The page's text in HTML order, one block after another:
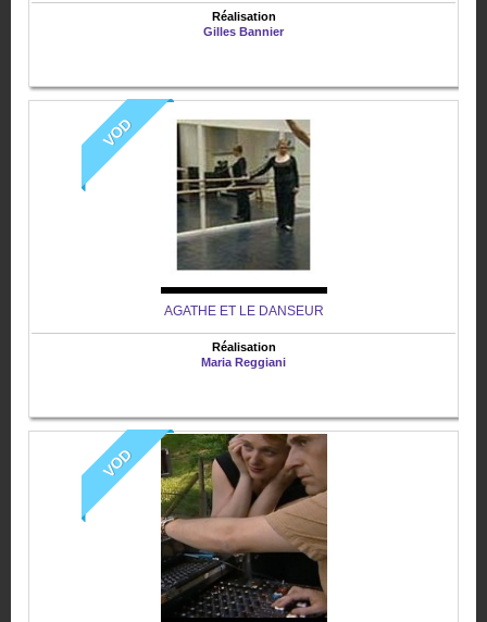
Réalisation
Gilles Bannier
VOD
AGATHE ET LE DANSEUR
Réalisation
Maria Reggiani
VOD